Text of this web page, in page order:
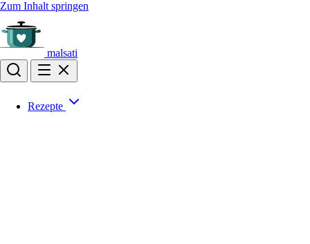
Zum Inhalt springen
malsati
Rezepte